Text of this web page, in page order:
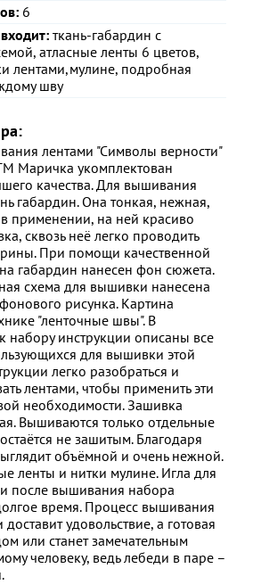
6
ткань-габардин с
атласные ленты 6 цветов,
лентами,мулине, подробная
шву
лентами "Символы верности"
Маричка укомплектован
качества. Для вышивания
габардин. Она тонкая, нежная,
применении, на ней красиво
сквозь неё легко проводить
При помощи качественной
габардин нанесен фон сюжета.
схема для вышивки нанесена
рисунка. Картина
"ленточные швы". В
набору инструкции описаны все
для вышивки этой
легко разобраться и
лентами, чтобы применить эти
необходимости. Зашивка
Вышиваются только отдельные
не зашитым. Благодаря
объёмной и очень нежной.
ленты и нитки мулине. Игла для
после вышивания набора
время. Процесс вышивания
удовольствие, а готовая
или станет замечательным
человеку, ведь лебеди в паре –